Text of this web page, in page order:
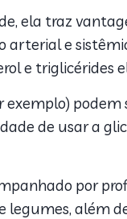
ela traz
arterial e
e triglicérides
podem
de usar a
por
além